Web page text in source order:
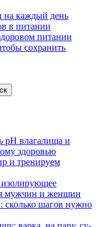
на каждый день
в питании
питании
сохранить
pH влагалища и
здоровью
и тренируем
мужчин и женщин
сколько шагов нужно